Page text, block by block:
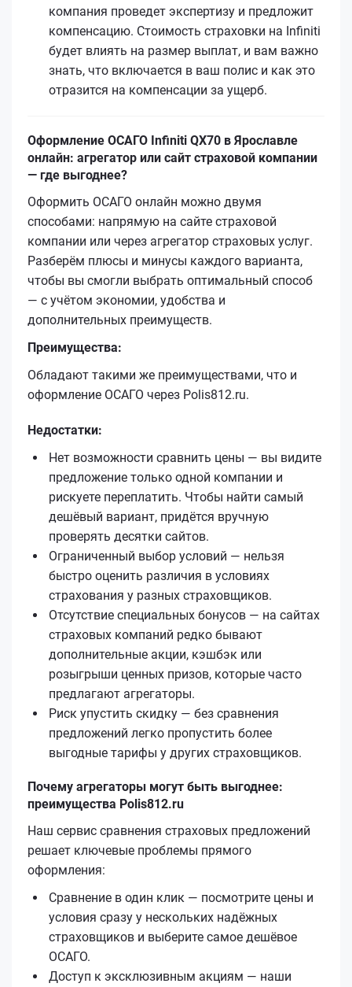
компания проведет экспертизу и предложит
компенсацию. Стоимость страховки на Infiniti
будет влиять на размер выплат, и вам важно
знать, что включается в ваш полис и как это
отразится на компенсации за ущерб.
Оформление ОСАГО Infiniti QX70 в Ярославле
онлайн: агрегатор или сайт страховой компании
— где выгоднее?
Оформить ОСАГО онлайн можно двумя
способами: напрямую на сайте страховой
компании или через агрегатор страховых услуг.
Разберём плюсы и минусы каждого варианта,
чтобы вы смогли выбрать оптимальный способ
— с учётом экономии, удобства и
дополнительных преимуществ.
Преимущества:
Обладают такими же преимуществами, что и
оформление ОСАГО через Polis812.ru.
Недостатки:
Нет возможности сравнить цены — вы видите
предложение только одной компании и
рискуете переплатить. Чтобы найти самый
дешёвый вариант, придётся вручную
проверять десятки сайтов.
Ограниченный выбор условий — нельзя
быстро оценить различия в условиях
страхования у разных страховщиков.
Отсутствие специальных бонусов — на сайтах
страховых компаний редко бывают
дополнительные акции, кэшбэк или
розыгрыши ценных призов, которые часто
предлагают агрегаторы.
Риск упустить скидку — без сравнения
предложений легко пропустить более
выгодные тарифы у других страховщиков.
Почему агрегаторы могут быть выгоднее:
преимущества Polis812.ru
Наш сервис сравнения страховых предложений
решает ключевые проблемы прямого
оформления:
Сравнение в один клик — посмотрите цены и
условия сразу у нескольких надёжных
страховщиков и выберите самое дешёвое
ОСАГО.
Доступ к эксклюзивным акциям — наши